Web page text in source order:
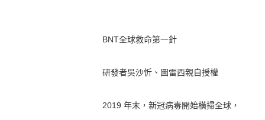
BNT全球救命第一針
研發者吳沙忻、圖雷西親自授權
2019 年末，新冠病毒開始橫掃全球，